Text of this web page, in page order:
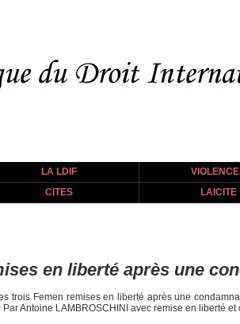
LA LDIF
CITES LAICITE
en liberté après une
trois Femen remises en liberté après une
Antoine LAMBROSCHINI avec remise en liberté